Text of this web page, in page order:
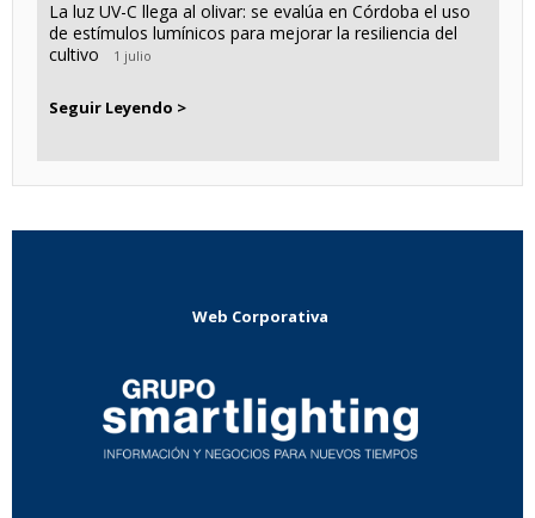
La luz UV-C llega al olivar: se evalúa en Córdoba el uso
de estímulos lumínicos para mejorar la resiliencia del
cultivo
1 julio
Seguir Leyendo >
Web Corporativa